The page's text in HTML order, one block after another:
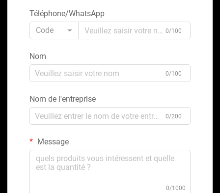
Téléphone/WhatsApp
Code
0/100
Nom
0/100
Nom de l'entreprise
0/200
Message
0/1000